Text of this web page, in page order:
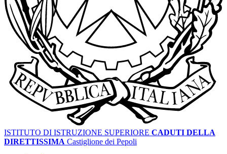
ISTITUTO DI ISTRUZIONE SUPERIORE CADUTI DELLA
DIRETTISSIMA Castiglione dei Pepoli